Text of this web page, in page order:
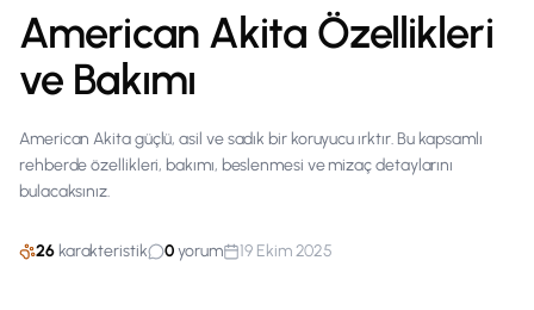
American Akita Özellikleri
ve Bakımı
American Akita güçlü, asil ve sadık bir koruyucu ırktır. Bu kapsamlı
rehberde özellikleri, bakımı, beslenmesi ve mizaç detaylarını
bulacaksınız.
26 karakteristik 0yorum 19 Ekim 2025